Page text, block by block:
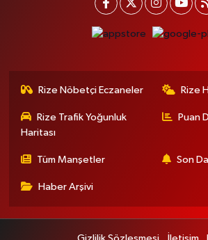
Rize Nöbetçi Eczaneler Rize
Rize Trafik Yoğunluk
Haritası
Puan
Tüm Manşetler Son
Haber Arşivi